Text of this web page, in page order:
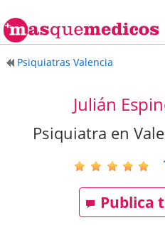
Psiquiatras Valencia
Julián
Psiquiatra en
Publica